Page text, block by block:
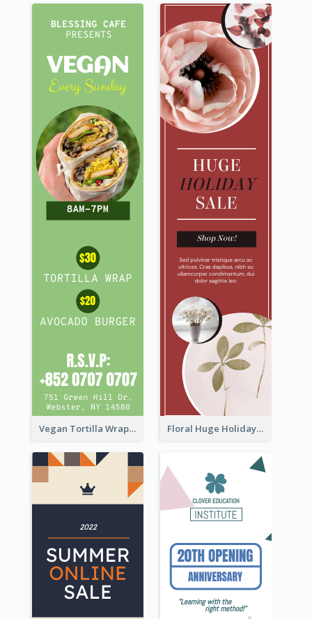
Vegan Tortilla Wrap Sale Wide Skyscraper Banner Floral Huge Holiday Sale Wide Skyscraper Banner